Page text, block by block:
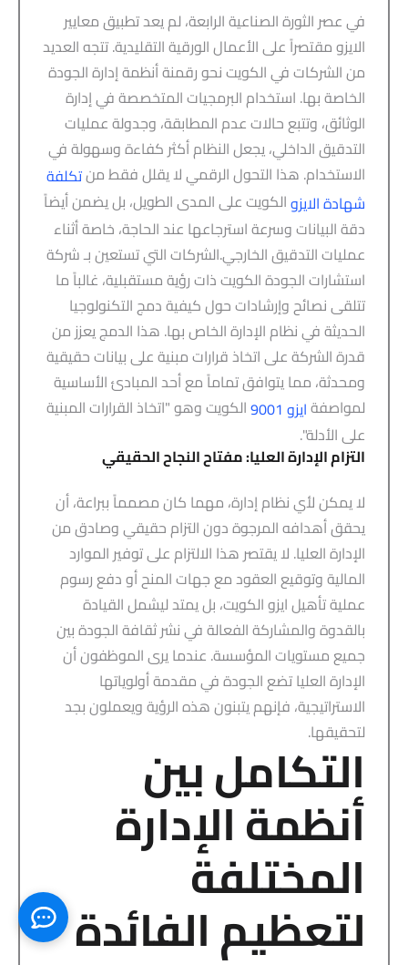
في عصر الثورة الصناعية الرابعة، لم يعد تطبيق معايير
الايزو مقتصراً على الأعمال الورقية التقليدية. تتجه العديد
من الشركات في الكويت نحو رقمنة أنظمة إدارة الجودة
الخاصة بها. استخدام البرمجيات المتخصصة في إدارة
الوثائق، وتتبع حالات عدم المطابقة، وجدولة عمليات
التدقيق الداخلي، يجعل النظام أكثر كفاءة وسهولة في
الاستخدام. هذا التحول الرقمي لا يقلل فقط منتكلفة
شهادة الايزوالكويت على المدى الطويل، بل يضمن أيضاً
دقة البيانات وسرعة استرجاعها عند الحاجة، خاصة أثناء
عمليات التدقيق الخارجي.الشركات التي تستعين بـ شركة
استشارات الجودة الكويت ذات رؤية مستقبلية، غالباً ما
تتلقى نصائح وإرشادات حول كيفية دمج التكنولوجيا
الحديثة في نظام الإدارة الخاص بها. هذا الدمج يعزز من
قدرة الشركة على اتخاذ قرارات مبنية على بيانات حقيقية
ومحدثة، مما يتوافق تماماً مع أحد المبادئ الأساسية
لمواصفةايزو 9001
الكويت وهو "اتخاذ القرارات المبنية
على الأدلة".
التزام الإدارة العليا: مفتاح النجاح الحقيقي
لا يمكن لأي نظام إدارة، مهما كان مصمماً ببراعة، أن
يحقق أهدافه المرجوة دون التزام حقيقي وصادق من
الإدارة العليا. لا يقتصر هذا الالتزام على توفير الموارد
المالية وتوقيع العقود مع جهات المنح أو دفع رسوم
عملية تأهيل ايزو الكويت، بل يمتد ليشمل القيادة
بالقدوة والمشاركة الفعالة في نشر ثقافة الجودة بين
جميع مستويات المؤسسة. عندما يرى الموظفون أن
الإدارة العليا تضع الجودة في مقدمة أولوياتها
الاستراتيجية، فإنهم يتبنون هذه الرؤية ويعملون بجد
لتحقيقها.
التكامل بين
أنظمة الإدارة
المختلفة
لتعظيم الفائدة